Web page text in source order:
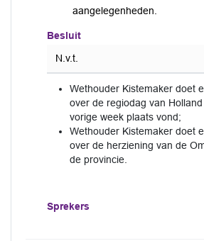
aangelegenheden.
Besluit
N.v.t.
Wethouder Kistemaker doet
over de regiodag van
vorige week plaats vond;
Wethouder Kistemaker doet
over de herziening van de
de provincie.
Sprekers